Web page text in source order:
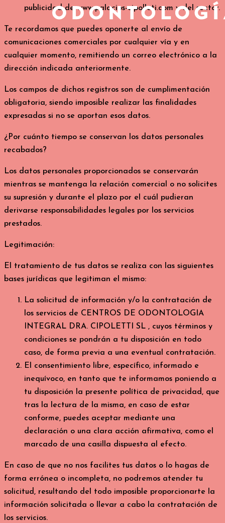
publicidad de www.palacios-cipolleti.com y del sector.
Te recordamos que puedes oponerte al envío de
comunicaciones comerciales por cualquier vía y en
cualquier momento, remitiendo un correo electrónico a la
dirección indicada anteriormente.
Los campos de dichos registros son de cumplimentación
obligatoria, siendo imposible realizar las finalidades
expresadas si no se aportan esos datos.
¿Por cuánto tiempo se conservan los datos personales
recabados?
Los datos personales proporcionados se conservarán
mientras se mantenga la relación comercial o no solicites
su supresión y durante el plazo por el cuál pudieran
derivarse responsabilidades legales por los servicios
prestados.
Legitimación:
El tratamiento de tus datos se realiza con las siguientes
bases jurídicas que legitiman el mismo:
La solicitud de información y/o la contratación de
los servicios de CENTROS DE ODONTOLOGIA
INTEGRAL DRA. CIPOLETTI SL , cuyos términos y
condiciones se pondrán a tu disposición en todo
caso, de forma previa a una eventual contratación.
El consentimiento libre, específico, informado e
inequívoco, en tanto que te informamos poniendo a
tu disposición la presente política de privacidad, que
tras la lectura de la misma, en caso de estar
conforme, puedes aceptar mediante una
declaración o una clara acción afirmativa, como el
marcado de una casilla dispuesta al efecto.
En caso de que no nos facilites tus datos o lo hagas de
forma errónea o incompleta, no podremos atender tu
solicitud, resultando del todo imposible proporcionarte la
información solicitada o llevar a cabo la contratación de
los servicios.